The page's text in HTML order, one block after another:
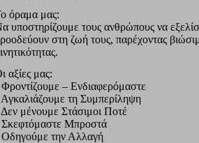
όραμα μας:
υποστηρίζουμε τους ανθρώπους να
στη ζωή τους, παρέχοντας
αξίες μας:
Φροντίζουμε – Ενδιαφερόμαστε
Αγκαλιάζουμε τη Συμπερίληψη
Δεν μένουμε Στάσιμοι Ποτέ
Σκεφτόμαστε Μπροστά
Οδηγούμε την Αλλαγή